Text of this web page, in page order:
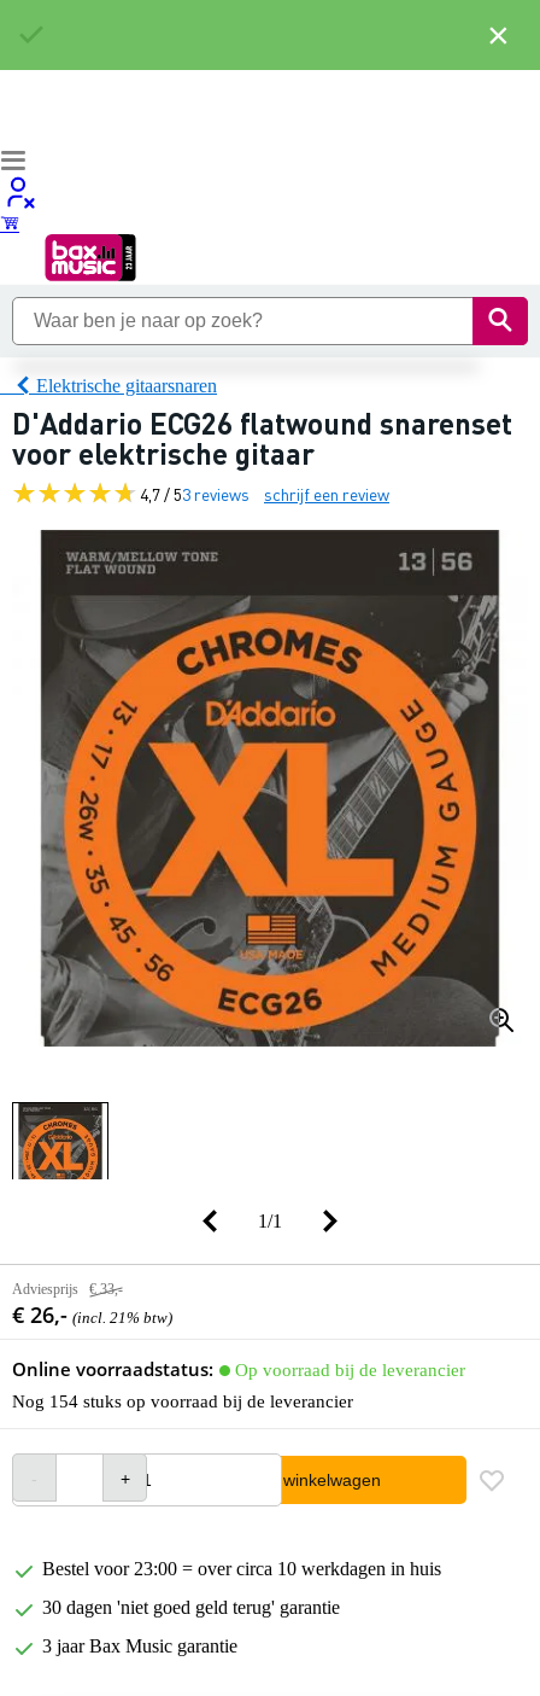
Elektrische gitaarsnaren
D'Addario ECG26 flatwound snarenset
voor elektrische gitaar
4,7 / 53 reviews schrijf een review
1/1
Adviesprijs € 33,-
€ 26,- (incl. 21% btw)
Online voorraadstatus:
Op voorraad bij de leverancier
Nog 154 stuks op voorraad bij de leverancier
In winkelwagen
Bestel voor 23:00 = over circa 10 werkdagen in huis
30 dagen 'niet goed geld terug' garantie
3 jaar Bax Music garantie
×